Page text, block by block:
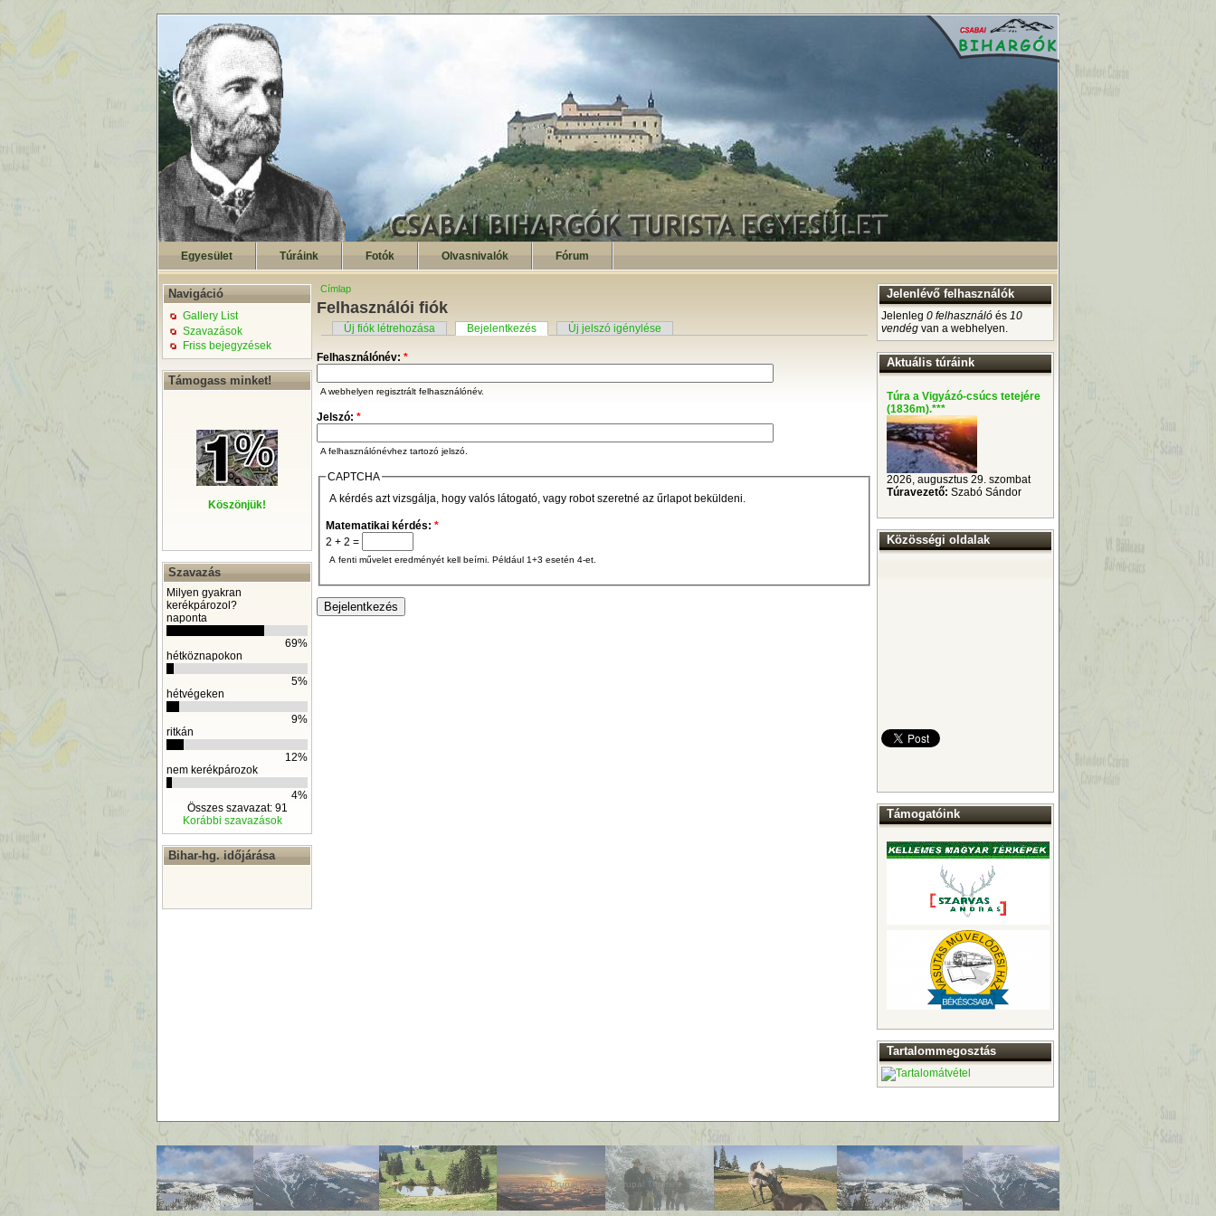
Egyesület Túráink Fotók Olvasnivalók Fórum
Navigáció
Gallery List
Szavazások
Friss bejegyzések
Támogass minket!
Köszönjük!
Szavazás
Milyen gyakran
kerékpározol?
naponta
69%
hétköznapokon
5%
hétvégeken
9%
ritkán
12%
nem kerékpározok
4%
Összes szavazat: 91
Korábbi szavazások
Bihar-hg. időjárása
Címlap
Felhasználói fiók
Új fiók létrehozása Bejelentkezés Új jelszó igénylése
Felhasználónév: *
A webhelyen regisztrált felhasználónév.
Jelszó: *
A felhasználónévhez tartozó jelszó.
CAPTCHA
A kérdés azt vizsgálja, hogy valós látogató, vagy robot szeretné az űrlapot beküldeni.
Matematikai kérdés: *
2 + 2 =
A fenti művelet eredményét kell beírni. Például 1+3 esetén 4-et.
Jelenlévő felhasználók
Jelenleg 0 felhasználó és 10
vendég van a webhelyen.
Aktuális túráink
Túra a Vigyázó-csúcs tetejére
(1836m).***
2026, augusztus 29. szombat
Túravezető: Szabó Sándor
Közösségi oldalak
Támogatóink
Tartalommegosztás
ByDrupal|Quality Drupal Themes